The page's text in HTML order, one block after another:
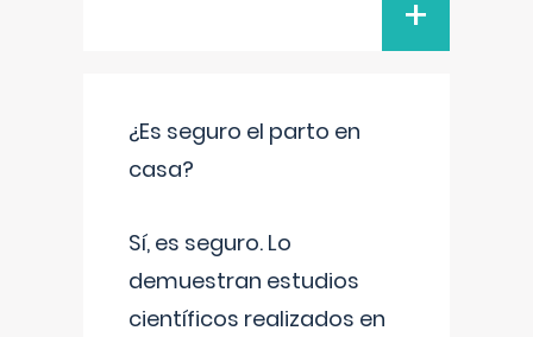
+
¿Es seguro el parto en
casa?
Sí, es seguro. Lo
demuestran estudios
científicos realizados en